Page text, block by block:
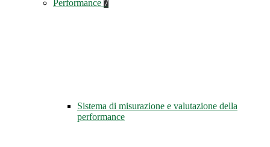
Performance 7
Sistema di misurazione e valutazione della
performance